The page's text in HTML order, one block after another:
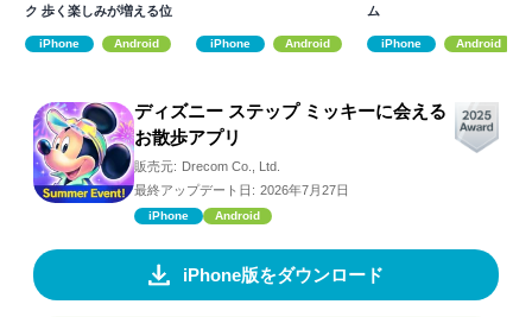
ク 歩く楽しみが増える位
iPhone Android iPhone Android
ム
iPhone Android
ディズニー ステップ ミッキーに会える
お散歩アプリ
販売元: Drecom Co., Ltd.
最終アップデート日: 2026年7月27日
iPhone Android
iPhone版をダウンロード